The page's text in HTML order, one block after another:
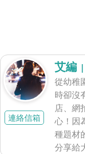
連絡信箱
艾編
從幼稚
時卻沒
店、網
心！因
種題材
分享給